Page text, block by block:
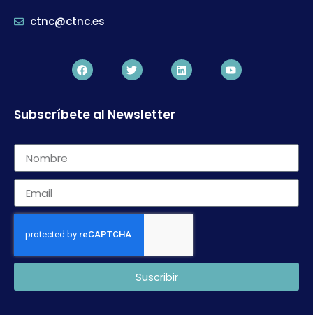
ctnc@ctnc.es
Subscríbete al Newsletter
Suscribir